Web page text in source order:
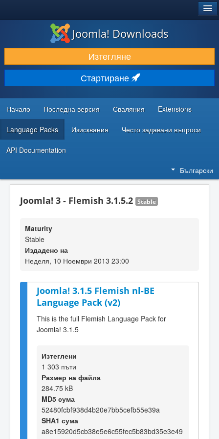
ИЗТЕГЛЯНЕ & РАЗШИРЯВАНЕ
ОТКРИВАЙТЕ & УЧЕТЕ
ОБЩНОСТ & ПОДДРЪЖКА
РЕСУРСИ ЗА РАЗРАБОТКА
Joomla! Downloads
Изтегляне
Стартиране
Начало Последна версия Сваляния Extensions
Language Packs Изисквания Често задавани въпроси
API Documentation
Български
Joomla! 3 - Flemish 3.1.5.2 Stable
Maturity
Stable
Издадено на
Неделя, 10 Ноември 2013 23:00
Joomla! 3.1.5 Flemish nl-BE
Language Pack (v2)
This is the full Flemish Language Pack for
Joomla! 3.1.5
Изтеглени
1 303 пъти
Размер на файла
284.75 kB
MD5 сума
52480fcbf938d4b20e7bb5cefb55e39a
SHA1 сума
a8e15920d5cb38e5e6c55fec5b83bd35e3e49